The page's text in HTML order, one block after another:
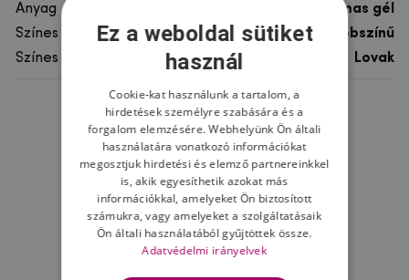
Anyag
rugalmas gél
Színes
többszínű
Színes motívum
Lovak
Ne felejtsd el
Ez a weboldal sütiket
használ
Cookie-kat használunk a tartalom, a
hirdetések személyre szabására és a
forgalom elemzésére. Webhelyünk Ön általi
használatára vonatkozó információkat
megosztjuk hirdetési és elemző partnereinkkel
is, akik egyesíthetik azokat más
információkkal, amelyeket Ön biztosított
számukra, vagy amelyeket a szolgáltatásaik
Ön általi használatából gyűjtöttek össze.
Adatvédelmi irányelvek